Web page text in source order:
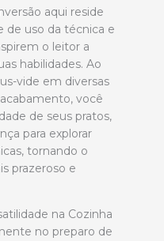
aqui reside
de uso da técnica e
o leitor a
habilidades. Ao
vide em diversas
você
de seus pratos,
para explorar
tornando o
prazeroso e
na Cozinha
no preparo de